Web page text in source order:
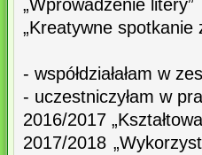
„Wprowadzenie litery”
„Kreatywne spotkanie
- współdziałałam w
- uczestniczyłam w
2016/2017
2017/2018